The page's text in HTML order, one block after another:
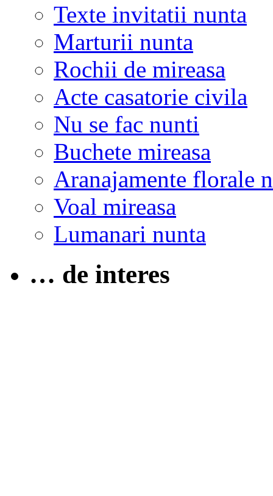
Texte invitatii nunta
Marturii nunta
Rochii de mireasa
Acte casatorie civila
Nu se fac nunti
Buchete mireasa
Aranajamente florale
Voal mireasa
Lumanari nunta
… de interes